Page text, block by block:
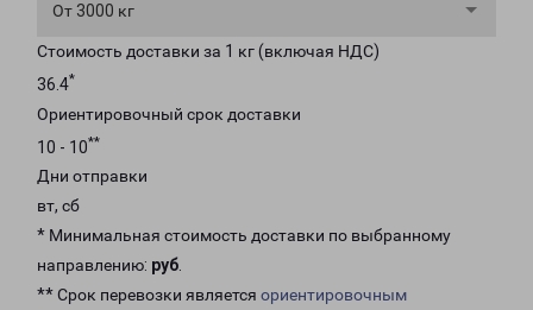
От 3000 кг
Стоимость доставки за 1 кг (включая НДС)
36.4*
Ориентировочный срок доставки
10 - 10**
Дни отправки
вт, сб
* Минимальная стоимость доставки по выбранному
направлению: руб.
** Срок перевозки является ориентировочным